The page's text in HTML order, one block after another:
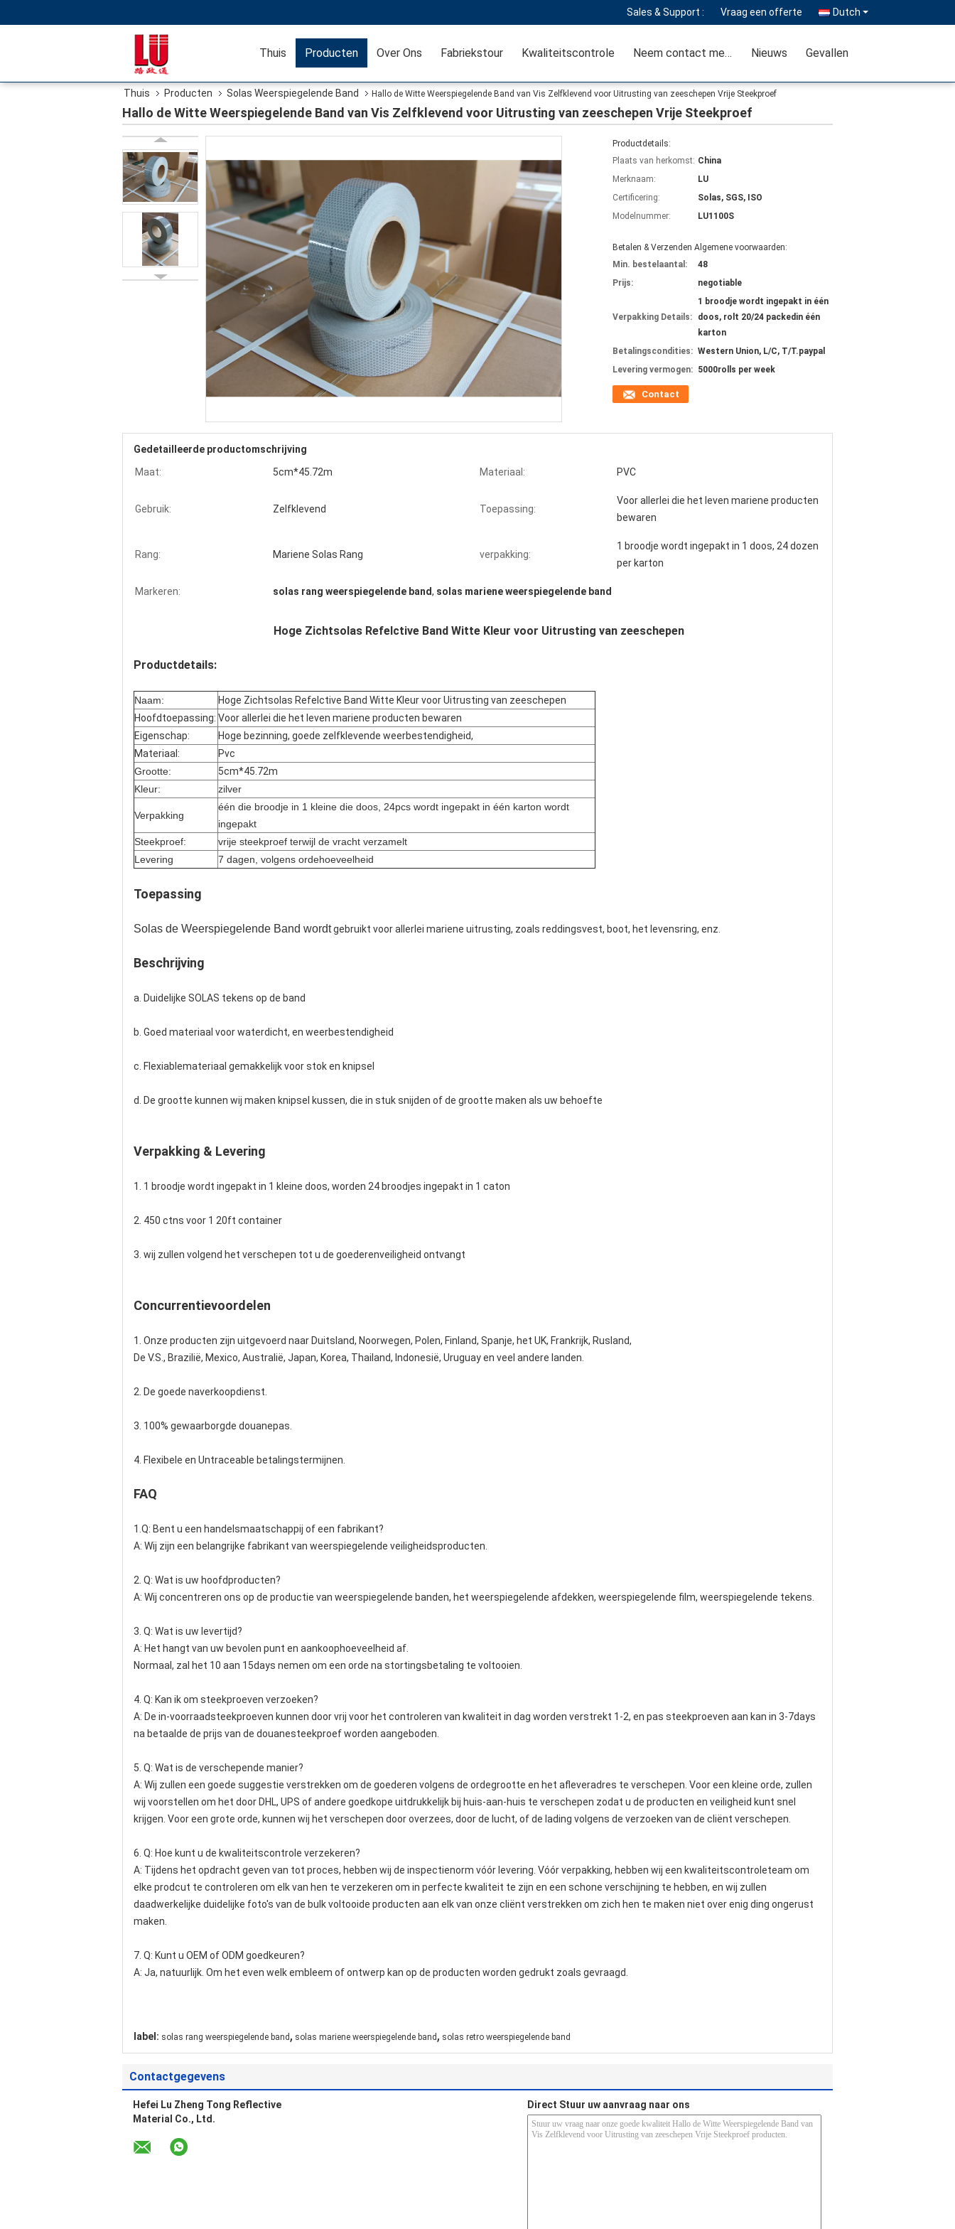
Sales & Support : Vraag een offerte Dutch
Thuis Producten Over Ons Fabriekstour Kwaliteitscontrole Neem contact met ons op Nieuws Gevallen
Thuis Producten Solas Weerspiegelende Band Hallo de Witte Weerspiegelende Band van Vis Zelfklevend voor Uitrusting van zeeschepen Vrije Steekproef
Hallo de Witte Weerspiegelende Band van Vis Zelfklevend voor Uitrusting van zeeschepen Vrije Steekproef
Productdetails:
Plaats van herkomst: China
Merknaam:
LU
Certificering:
Solas, SGS, ISO
Modelnummer:
LU1100S
Betalen & Verzenden Algemene voorwaarden:
Min. bestelaantal:
48
Prijs:
negotiable
Verpakking Details:
1 broodje wordt ingepakt in één
doos, rolt 20/24 packedin één
karton
Betalingscondities: Western Union, L/C, T/T.paypal
Levering vermogen: 5000rolls per week
Contact
Gedetailleerde productomschrijving
Maat:
5cm*45.72m Materiaal: PVC
Gebruik: Zelfklevend Toepassing:
Voor allerlei die het leven mariene producten
bewaren
Rang: Mariene Solas Rang verpakking:
1 broodje wordt ingepakt in 1 doos, 24 dozen
per karton
Markeren: solas rang weerspiegelende band, solas mariene weerspiegelende band
Hoge Zichtsolas Refelctive Band Witte Kleur voor Uitrusting van zeeschepen
Productdetails:
Naam:
Hoge Zichtsolas Refelctive Band Witte Kleur voor Uitrusting van zeeschepen
Hoofdtoepassing: Voor allerlei die het leven mariene producten bewaren
Eigenschap:
Hoge bezinning, goede zelfklevende weerbestendigheid,
Materiaal:
Pvc
Grootte:
5cm*45.72m
Kleur:
zilver
Verpakking
één die broodje in 1 kleine die doos, 24pcs wordt ingepakt in één karton wordt
ingepakt
Steekproef:
vrije steekproef terwijl de vracht verzamelt
Levering
7 dagen, volgens ordehoeveelheid
Toepassing
Solas de Weerspiegelende Band wordtgebruikt voor allerlei mariene uitrusting, zoals reddingsvest, boot, het levensring, enz.
Beschrijving
a. Duidelijke SOLAS tekens op de band
b. Goed materiaal voor waterdicht, en weerbestendigheid
c. Flexiablemateriaal gemakkelijk voor stok en knipsel
d. De grootte kunnen wij maken knipsel kussen, die in stuk snijden of de grootte maken als uw behoefte
Verpakking & Levering
1. 1 broodje wordt ingepakt in 1 kleine doos, worden 24 broodjes ingepakt in 1 caton
2. 450 ctns voor 1 20ft container
3. wij zullen volgend het verschepen tot u de goederenveiligheid ontvangt
Concurrentievoordelen
1. Onze producten zijn uitgevoerd naar Duitsland, Noorwegen, Polen, Finland, Spanje, het UK, Frankrijk, Rusland,
De V.S., Brazilië, Mexico, Australië, Japan, Korea, Thailand, Indonesië, Uruguay en veel andere landen.
2. De goede naverkoopdienst.
3. 100% gewaarborgde douanepas.
4. Flexibele en Untraceable betalingstermijnen.
FAQ
1.Q: Bent u een handelsmaatschappij of een fabrikant?
A: Wij zijn een belangrijke fabrikant van weerspiegelende veiligheidsproducten.
2. Q: Wat is uw hoofdproducten?
A: Wij concentreren ons op de productie van weerspiegelende banden, het weerspiegelende afdekken, weerspiegelende film, weerspiegelende tekens.
3. Q: Wat is uw levertijd?
A: Het hangt van uw bevolen punt en aankoophoeveelheid af.
Normaal, zal het 10 aan 15days nemen om een orde na stortingsbetaling te voltooien.
4. Q: Kan ik om steekproeven verzoeken?
A: De in-voorraadsteekproeven kunnen door vrij voor het controleren van kwaliteit in dag worden verstrekt 1-2, en pas steekproeven aan kan in 3-7days
na betaalde de prijs van de douanesteekproef worden aangeboden.
5. Q: Wat is de verschepende manier?
A: Wij zullen een goede suggestie verstrekken om de goederen volgens de ordegrootte en het afleveradres te verschepen. Voor een kleine orde, zullen
wij voorstellen om het door DHL, UPS of andere goedkope uitdrukkelijk bij huis-aan-huis te verschepen zodat u de producten en veiligheid kunt snel
krijgen. Voor een grote orde, kunnen wij het verschepen door overzees, door de lucht, of de lading volgens de verzoeken van de cliënt verschepen.
6. Q: Hoe kunt u de kwaliteitscontrole verzekeren?
A: Tijdens het opdracht geven van tot proces, hebben wij de inspectienorm vóór levering. Vóór verpakking, hebben wij een kwaliteitscontroleteam om
elke prodcut te controleren om elk van hen te verzekeren om in perfecte kwaliteit te zijn en een schone verschijning te hebben, en wij zullen
daadwerkelijke duidelijke foto's van de bulk voltooide producten aan elk van onze cliënt verstrekken om zich hen te maken niet over enig ding ongerust
maken.
7. Q: Kunt u OEM of ODM goedkeuren?
A: Ja, natuurlijk. Om het even welk embleem of ontwerp kan op de producten worden gedrukt zoals gevraagd.
label: solas rang weerspiegelende band , solas mariene weerspiegelende band , solas retro weerspiegelende band
Contactgegevens
Hefei Lu Zheng Tong Reflective
Material Co., Ltd.
Direct Stuur uw aanvraag naar ons